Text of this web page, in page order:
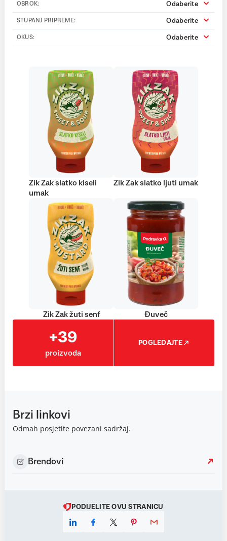
OBROK: Odaberite
STUPANJ PRIPREME: Odaberite
OKUS: Odaberite
Zik Zak slatko kiseli
umak
Zik Zak slatko ljuti umak
Zik Zak žuti senf Đuveč
+39
proizvoda
POGLEDAJTE
Brzi linkovi
Odmah posjetite povezani sadržaj.
Brendovi
PODIJELITE OVU STRANICU